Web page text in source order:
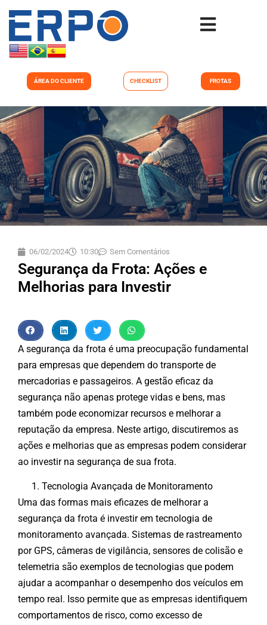
ÁREA DO CLIENTE CHECKLIST FROTAS
06/02/2024 10:30 Sem Comentários
Segurança da Frota: Ações e
Melhorias para Investir
A segurança da frota é uma preocupação fundamental
para empresas que dependem do transporte de
mercadorias e passageiros. A gestão eficaz da
segurança não apenas protege vidas e bens, mas
também pode economizar recursos e melhorar a
reputação da empresa. Neste artigo, discutiremos as
ações e melhorias que as empresas podem considerar
ao investir na segurança de sua frota.
Tecnologia Avançada de Monitoramento
Uma das formas mais eficazes de melhorar a
segurança da frota é investir em tecnologia de
monitoramento avançada. Sistemas de rastreamento
por GPS, câmeras de vigilância, sensores de colisão e
telemetria são exemplos de tecnologias que podem
ajudar a acompanhar o desempenho dos veículos em
tempo real. Isso permite que as empresas identifiquem
comportamentos de risco, como excesso de